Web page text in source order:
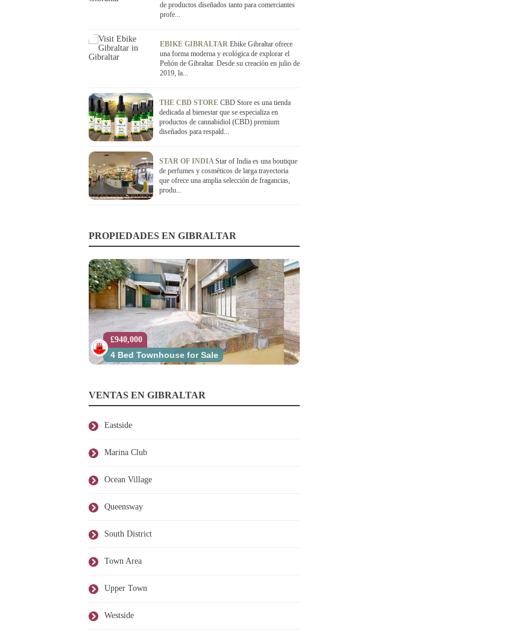
de productos diseñados tanto para comerciantes
profe...
EBIKE GIBRALTAR Ebike Gibraltar ofrece
una forma moderna y ecológica de explorar el
Peñón de Gibraltar. Desde su creación en julio de
2019, la...
THE CBD STORE CBD Store es una tienda
dedicada al bienestar que se especializa en
productos de cannabidiol (CBD) premium
diseñados para respald...
STAR OF INDIAStar of India es una boutique
de perfumes y cosméticos de larga trayectoria
que ofrece una amplia selección de fragancias,
produ...
PROPIEDADES EN GIBRALTAR
£940,000
4 Bed Townhouse for Sale
VENTAS EN GIBRALTAR
Eastside
Marina Club
Ocean Village
Queensway
South District
Town Area
Upper Town
Westside